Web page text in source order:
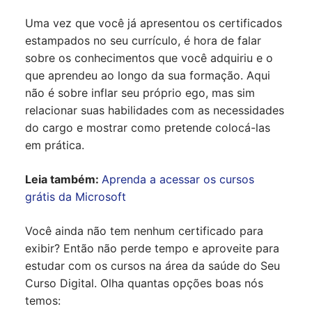
Uma vez que você já apresentou os certificados
estampados no seu currículo, é hora de falar
sobre os conhecimentos que você adquiriu e o
que aprendeu ao longo da sua formação. Aqui
não é sobre inflar seu próprio ego, mas sim
relacionar suas habilidades com as necessidades
do cargo e mostrar como pretende colocá-las
em prática.
Leia também: Aprenda a acessar os cursos
grátis da Microsoft
Você ainda não tem nenhum certificado para
exibir? Então não perde tempo e aproveite para
estudar com os cursos na área da saúde do Seu
Curso Digital. Olha quantas opções boas nós
temos: